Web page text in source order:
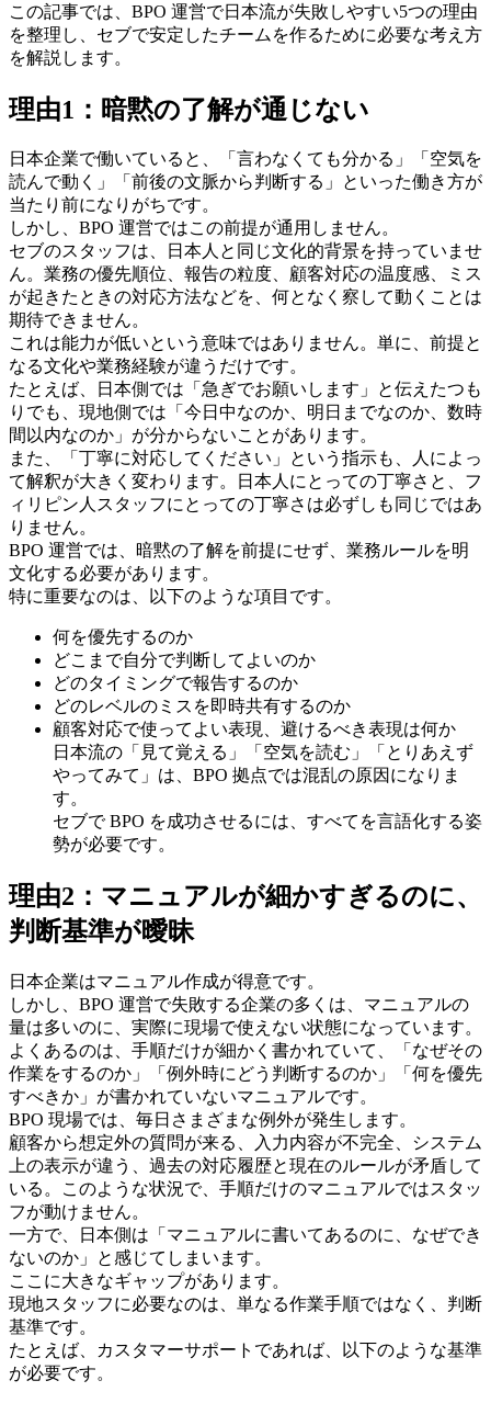
この記事では、BPO 運営で日本流が失敗しやすい5つの理由
を整理し、セブで安定したチームを作るために必要な考え方
を解説します。
理由1：暗黙の了解が通じない
日本企業で働いていると、「言わなくても分かる」「空気を
読んで動く」「前後の文脈から判断する」といった働き方が
当たり前になりがちです。
しかし、BPO 運営ではこの前提が通用しません。
セブのスタッフは、日本人と同じ文化的背景を持っていませ
ん。業務の優先順位、報告の粒度、顧客対応の温度感、ミス
が起きたときの対応方法などを、何となく察して動くことは
期待できません。
これは能力が低いという意味ではありません。単に、前提と
なる文化や業務経験が違うだけです。
たとえば、日本側では「急ぎでお願いします」と伝えたつも
りでも、現地側では「今日中なのか、明日までなのか、数時
間以内なのか」が分からないことがあります。
また、「丁寧に対応してください」という指示も、人によっ
て解釈が大きく変わります。日本人にとっての丁寧さと、フ
ィリピン人スタッフにとっての丁寧さは必ずしも同じではあ
りません。
BPO 運営では、暗黙の了解を前提にせず、業務ルールを明
文化する必要があります。
特に重要なのは、以下のような項目です。
何を優先するのか
どこまで自分で判断してよいのか
どのタイミングで報告するのか
どのレベルのミスを即時共有するのか
顧客対応で使ってよい表現、避けるべき表現は何か
日本流の「見て覚える」「空気を読む」「とりあえず
やってみて」は、BPO 拠点では混乱の原因になりま
す。
セブで BPO を成功させるには、すべてを言語化する姿
勢が必要です。
理由2：マニュアルが細かすぎるのに、
判断基準が曖昧
日本企業はマニュアル作成が得意です。
しかし、BPO 運営で失敗する企業の多くは、マニュアルの
量は多いのに、実際に現場で使えない状態になっています。
よくあるのは、手順だけが細かく書かれていて、「なぜその
作業をするのか」「例外時にどう判断するのか」「何を優先
すべきか」が書かれていないマニュアルです。
BPO 現場では、毎日さまざまな例外が発生します。
顧客から想定外の質問が来る、入力内容が不完全、システム
上の表示が違う、過去の対応履歴と現在のルールが矛盾して
いる。このような状況で、手順だけのマニュアルではスタッ
フが動けません。
一方で、日本側は「マニュアルに書いてあるのに、なぜでき
ないのか」と感じてしまいます。
ここに大きなギャップがあります。
現地スタッフに必要なのは、単なる作業手順ではなく、判断
基準です。
たとえば、カスタマーサポートであれば、以下のような基準
が必要です。